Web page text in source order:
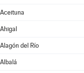
Aceituna
Ahigal
Alagón del Río
Albalá